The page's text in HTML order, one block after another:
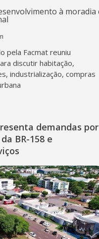
pela Facmat reuniu
discutir habitação,
industrialização, compras
demandas por
BR-158 e